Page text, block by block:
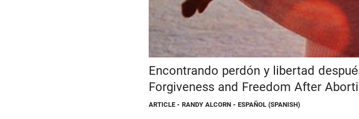
Encontrando perdón y libertad
Forgiveness and Freedom After
ARTICLE - RANDY ALCORN - ESPAÑOL (SPANISH)